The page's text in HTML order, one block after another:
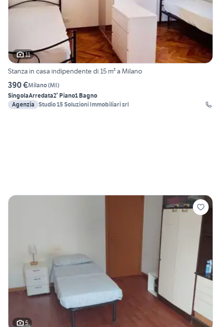
11
Stanza in casa indipendente di 15 m² a Milano
390 €Milano(MI)
SingolaArredata2° Piano1 Bagno
Agenzia Studio 15 Soluzioni Immobiliari srl
5